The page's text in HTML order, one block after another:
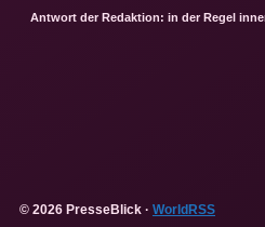
Antwort der Redaktion: in der Regel
© 2026 PresseBlick · WorldRSS